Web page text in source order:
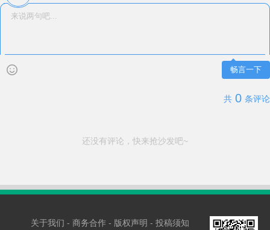
畅言一下
共 0 条评论
还没有评论，快来抢沙发吧~
关于我们 - 商务合作- 版权声明 - 投稿须知